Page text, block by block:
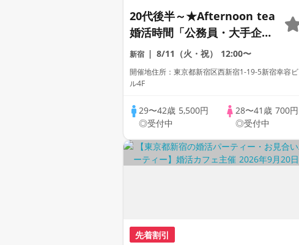
20代後半～★Afternoon tea
婚活時間「公務員・大手企
業・専門職などにお勤めの男
性」個室スタイル/White
Key AI Matching/マッチン
新宿 8/11（火・祝） 12:00〜
開催地住所：東京都新宿区西新宿1-19-5新宿幸容ビ
ル4F
29〜42歳 5,500円
◎受付中
28〜41歳 700円
◎受付中
先着割引